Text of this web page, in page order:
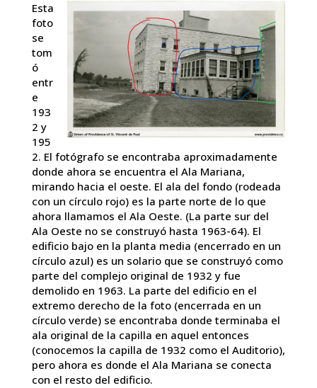
Esta
foto
se
tom
ó
entr
e
193
2 y
195
2. El fotógrafo se encontraba aproximadamente
donde ahora se encuentra el Ala Mariana,
mirando hacia el oeste. El ala del fondo (rodeada
con un círculo rojo) es la parte norte de lo que
ahora llamamos el Ala Oeste. (La parte sur del
Ala Oeste no se construyó hasta 1963-64). El
edificio bajo en la planta media (encerrado en un
círculo azul) es un solario que se construyó como
parte del complejo original de 1932 y fue
demolido en 1963. La parte del edificio en el
extremo derecho de la foto (encerrada en un
círculo verde) se encontraba donde terminaba el
ala original de la capilla en aquel entonces
(conocemos la capilla de 1932 como el Auditorio),
pero ahora es donde el Ala Mariana se conecta
con el resto del edificio.